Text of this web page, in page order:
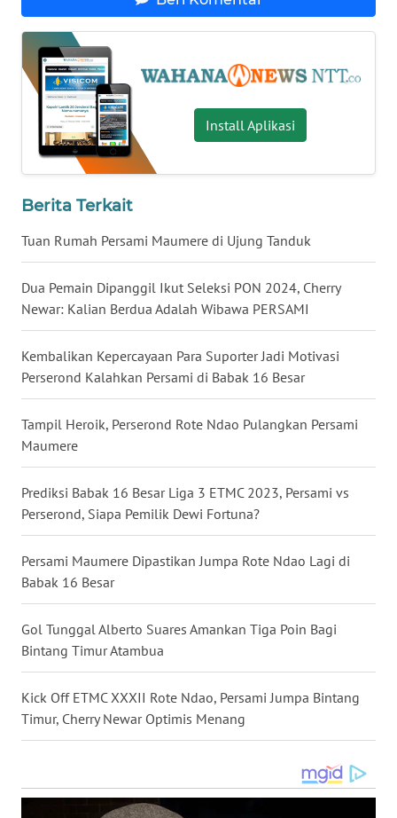
Install Aplikasi
Berita Terkait
Tuan Rumah Persami Maumere di Ujung Tanduk
Dua Pemain Dipanggil Ikut Seleksi PON 2024, Cherry
Newar: Kalian Berdua Adalah Wibawa PERSAMI
Kembalikan Kepercayaan Para Suporter Jadi Motivasi
Perserond Kalahkan Persami di Babak 16 Besar
Tampil Heroik, Perserond Rote Ndao Pulangkan Persami
Maumere
Prediksi Babak 16 Besar Liga 3 ETMC 2023, Persami vs
Perserond, Siapa Pemilik Dewi Fortuna?
Persami Maumere Dipastikan Jumpa Rote Ndao Lagi di
Babak 16 Besar
Gol Tunggal Alberto Suares Amankan Tiga Poin Bagi
Bintang Timur Atambua
Kick Off ETMC XXXII Rote Ndao, Persami Jumpa Bintang
Timur, Cherry Newar Optimis Menang
WN
KALTENG
WN
KALTARA
WN
KALSEL
WN
KALTIM
WN
SULSEL
WN
WN
MALUKU
WN
MALUT
WN
DAIRI
WN
DANAU
TOBA
WN